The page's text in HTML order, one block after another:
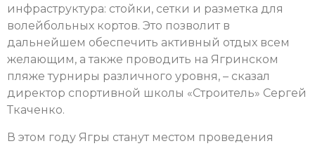
инфраструктура: стойки, сетки и разметка для
волейбольных кортов. Это позволит в
дальнейшем обеспечить активный отдых всем
желающим, а также проводить на Ягринском
пляже турниры различного уровня, – сказал
директор спортивной школы «Строитель» Сергей
Ткаченко.
В этом году Ягры станут местом проведения